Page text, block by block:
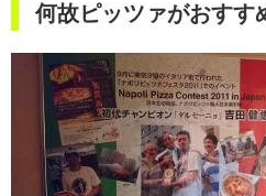
何故ピッツァがおすす